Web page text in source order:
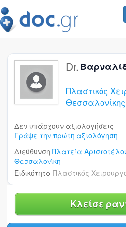
Dr.
Πλαστικός
Θεσσαλονίκης
Δεν υπάρχουν αξιολογήσεις
Γράψε την πρώτη αξιολόγηση
Διεύθυνση Πλατεία
Θεσσαλονίκη
Ειδικότητα Πλαστικός
Κλείσε